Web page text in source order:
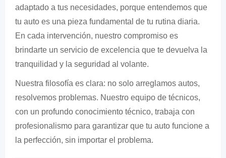
adaptado a tus necesidades, porque entendemos que
tu auto es una pieza fundamental de tu rutina diaria.
En cada intervención, nuestro compromiso es
brindarte un servicio de excelencia que te devuelva la
tranquilidad y la seguridad al volante.
Nuestra filosofía es clara: no solo arreglamos autos,
resolvemos problemas. Nuestro equipo de técnicos,
con un profundo conocimiento técnico, trabaja con
profesionalismo para garantizar que tu auto funcione a
la perfección, sin importar el problema.